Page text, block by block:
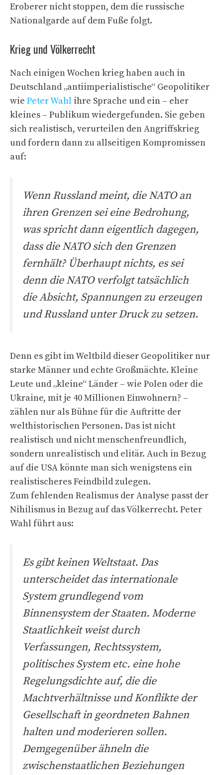
Eroberer nicht stoppen, dem die russische
Nationalgarde auf dem Fuße folgt.
Krieg und Völkerrecht
Nach einigen Wochen krieg haben auch in
Deutschland „antiimperialistische“ Geopolitiker
wie Peter Wahl ihre Sprache und ein – eher
kleines – Publikum wiedergefunden. Sie geben
sich realistisch, verurteilen den Angriffskrieg
und fordern dann zu allseitigen Kompromissen
auf:
Wenn Russland meint, die NATO an
ihren Grenzen sei eine Bedrohung,
was spricht dann eigentlich dagegen,
dass die NATO sich den Grenzen
fernhält? Überhaupt nichts, es sei
denn die NATO verfolgt tatsächlich
die Absicht, Spannungen zu erzeugen
und Russland unter Druck zu setzen.
Denn es gibt im Weltbild dieser Geopolitiker nur
starke Männer und echte Großmächte. Kleine
Leute und „kleine“ Länder – wie Polen oder die
Ukraine, mit je 40 Millionen Einwohnern? –
zählen nur als Bühne für die Auftritte der
welthistorischen Personen. Das ist nicht
realistisch und nicht menschenfreundlich,
sondern unrealistisch und elitär. Auch in Bezug
auf die USA könnte man sich wenigstens ein
realistischeres Feindbild zulegen.
Zum fehlenden Realismus der Analyse passt der
Nihilismus in Bezug auf das Völkerrecht. Peter
Wahl führt aus:
Es gibt keinen Weltstaat. Das
unterscheidet das internationale
System grundlegend vom
Binnensystem der Staaten. Moderne
Staatlichkeit weist durch
Verfassungen, Rechtssystem,
politisches System etc. eine hohe
Regelungsdichte auf, die die
Machtverhältnisse und Konflikte der
Gesellschaft in geordneten Bahnen
halten und moderieren sollen.
Demgegenüber ähneln die
zwischenstaatlichen Beziehungen